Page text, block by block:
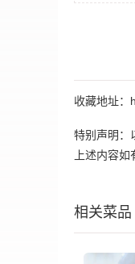
收藏地址：
特别声明：
上述内容
相关菜品